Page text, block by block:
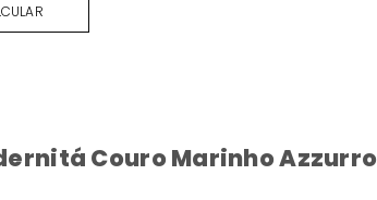
Couro Marinho Azzurro